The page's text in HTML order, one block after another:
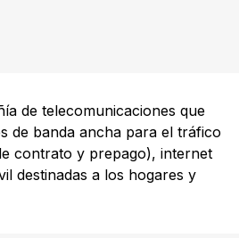
de telecomunicaciones que
de banda ancha para el tráfico
contrato y prepago), internet
destinadas a los hogares y